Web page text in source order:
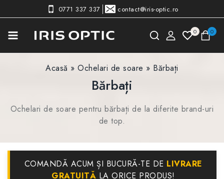
0771 337 337 contact@iris-optic.ro
0 0
Acasă »Ochelari de soare » Bărbați
Bărbați
Ochelari de soare pentru bărbați de la diferite brand-uri
de top.
COMANDĂ ACUM ȘI BUCURĂ-TE DE LIVRARE
GRATUITĂ LA ORICE PRODUS!